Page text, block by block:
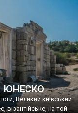
з фондів об’єкту
Таврійського».
але експерти та
ЮНЕСКО
Великий київський
візантійське, на той